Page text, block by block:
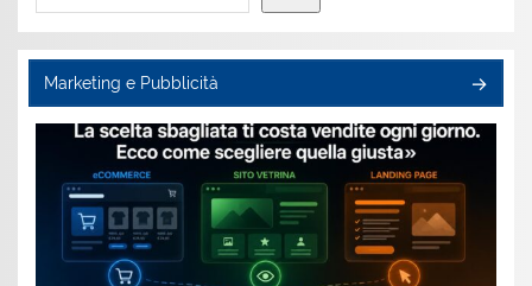
Marketing e Pubblicità